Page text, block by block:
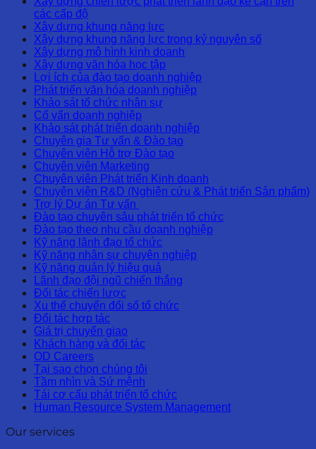
các cấp độ
Xây dựng khung năng lực
Xây dựng khung năng lực trong kỷ nguyên số
Xây dựng mô hình kinh doanh
Xây dựng văn hóa học tập
Lợi ích của đào tạo doanh nghiệp
Phát triển văn hóa doanh nghiệp
Khảo sát tổ chức nhân sự
Cố vấn doanh nghiệp
Khảo sát phát triển doanh nghiệp
Chuyên gia Tư vấn & Đào tạo
Chuyên viên Hỗ trợ Đào tạo
Chuyên viên Marketing
Chuyên viên Phát triển Kinh doanh
Chuyên viên R&D (Nghiên cứu & Phát triển Sản phẩm)
Trợ lý Dự án Tư vấn
Đào tạo chuyên sâu phát triển tổ chức
Đào tạo theo nhu cầu doanh nghiệp
Kỹ năng lãnh đạo tổ chức
Kỹ năng nhân sự chuyên nghiệp
Kỹ năng quản lý hiệu quả
Lãnh đạo đội ngũ chiến thắng
Đối tác chiến lược
Xu thế chuyển đổi số tổ chức
Đối tác hợp tác
Giá trị chuyển giao
Khách hàng và đối tác
OD Careers
Tại sao chọn chúng tôi
Tầm nhìn và Sứ mệnh
Tái cơ cấu phát triển tổ chức
Human Resource System Management
Our services